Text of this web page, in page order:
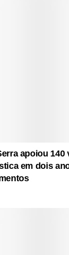
apoiou 140
em dois